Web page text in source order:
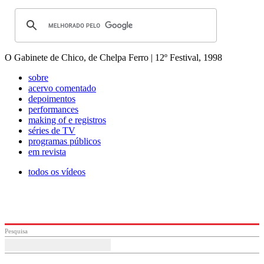
O Gabinete de Chico, de Chelpa Ferro | 12º Festival, 1998
sobre
acervo comentado
depoimentos
performances
making of e registros
séries de TV
programas públicos
em revista
todos os vídeos
Pesquisa